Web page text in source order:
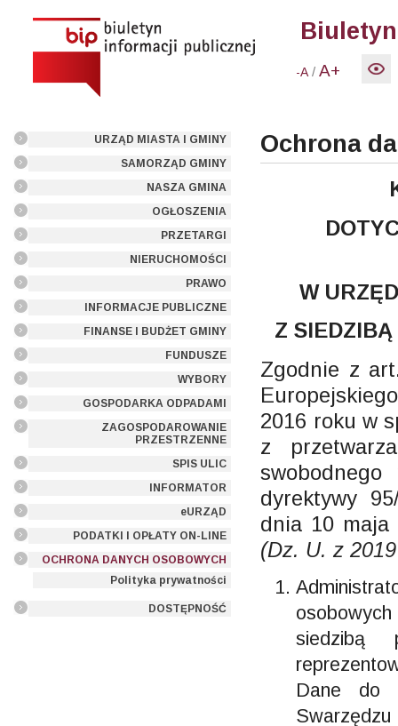
-A /A+
URZĄD MIASTA I GMINY
SAMORZĄD GMINY
NASZA GMINA
OGŁOSZENIA
PRZETARGI
NIERUCHOMOŚCI
PRAWO
INFORMACJE PUBLICZNE
FINANSE I BUDŻET GMINY
FUNDUSZE
WYBORY
GOSPODARKA ODPADAMI
ZAGOSPODAROWANIE
PRZESTRZENNE
SPIS ULIC
INFORMATOR
eURZĄD
PODATKI I OPŁATY ON-LINE
OCHRONA DANYCH OSOBOWYCH
Polityka prywatności
DOSTĘPNOŚĆ
Ochrona
W
Z
Zgodnie z
2016 roku w
z
dyrektywy
dnia 10
(Dz. U. z
Dane do